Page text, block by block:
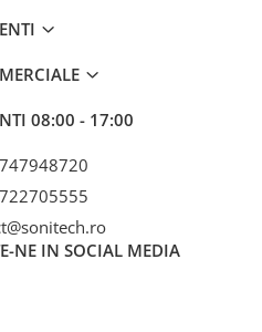
08:00 - 17:00
NE IN SOCIAL MEDIA